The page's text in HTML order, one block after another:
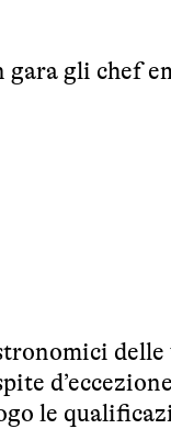
gli chef
delle
le